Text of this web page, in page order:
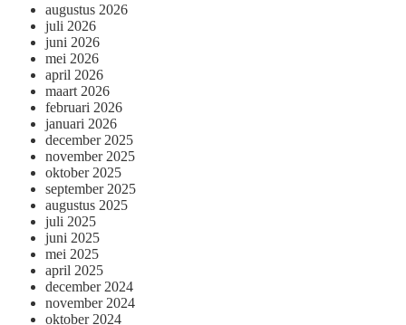
augustus 2026
juli 2026
juni 2026
mei 2026
april 2026
maart 2026
februari 2026
januari 2026
december 2025
november 2025
oktober 2025
september 2025
augustus 2025
juli 2025
juni 2025
mei 2025
april 2025
december 2024
november 2024
oktober 2024